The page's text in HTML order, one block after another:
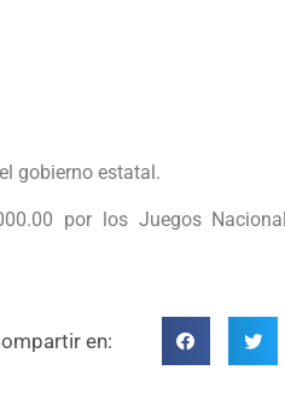
gobierno estatal.
por los Juegos
en: